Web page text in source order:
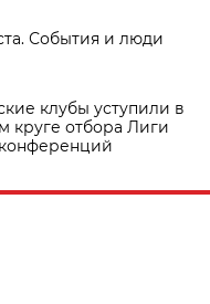
События и люди
клубы уступили в
круге отбора Лиги
конференций